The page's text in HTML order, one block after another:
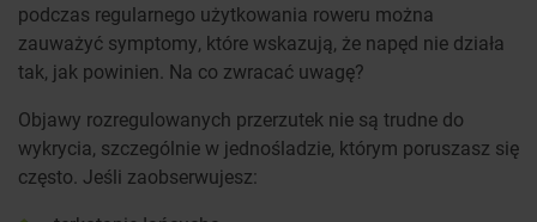
podczas regularnego użytkowania roweru można
zauważyć symptomy, które wskazują, że napęd nie działa
tak, jak powinien. Na co zwracać uwagę?
Objawy rozregulowanych przerzutek nie są trudne do
wykrycia, szczególnie w jednośladzie, którym poruszasz się
często. Jeśli zaobserwujesz: